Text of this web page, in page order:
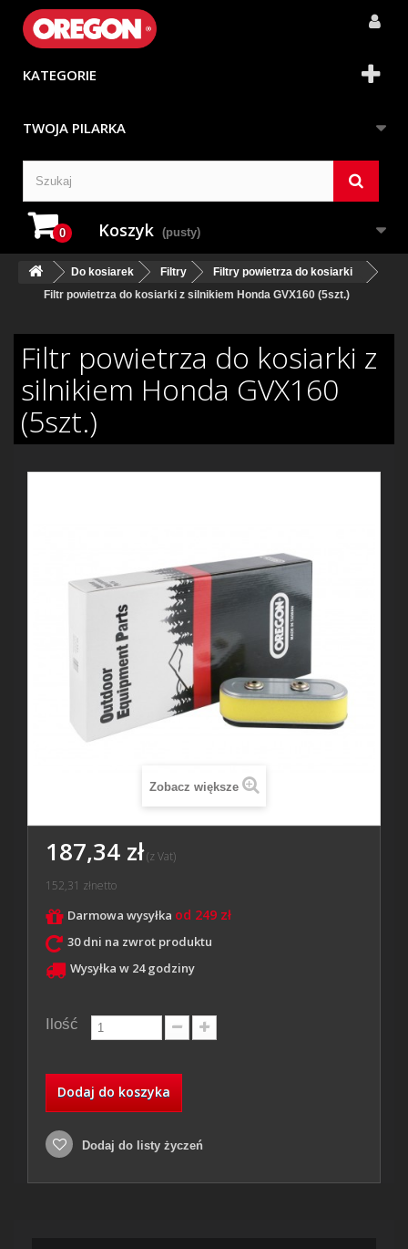
KATEGORIE
TWOJA PILARKA
0 Koszyk (pusty)
Do kosiarek Filtry
Filtry powietrza do kosiarki
Filtr powietrza do kosiarki z silnikiem Honda GVX160 (5szt.)
Filtr powietrza do kosiarki z
silnikiem Honda GVX160
(5szt.)
Zobacz większe
187,34 zł(z Vat)
152,31 złnetto
Darmowa wysyłka od 249 zł
30 dni na zwrot produktu
Wysyłka w 24 godziny
Ilość
Dodaj do koszyka
Dodaj do listy życzeń